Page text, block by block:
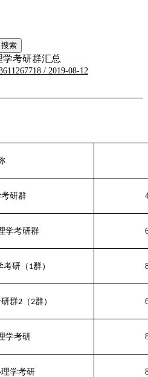
学考研群汇总
/ 2019-08-12
研群
学考研群
考研（ 1群）
群2 （2群）
学考研
学考研